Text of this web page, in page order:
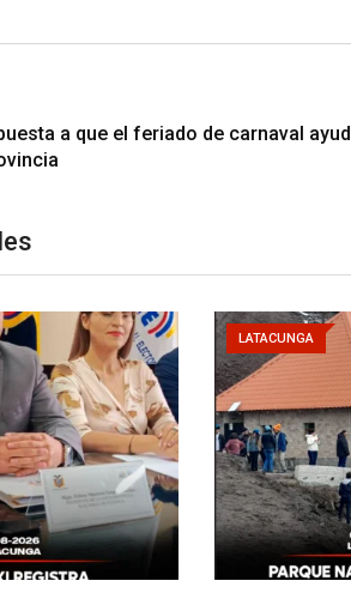
a que el feriado de carnaval
LATACUNGA